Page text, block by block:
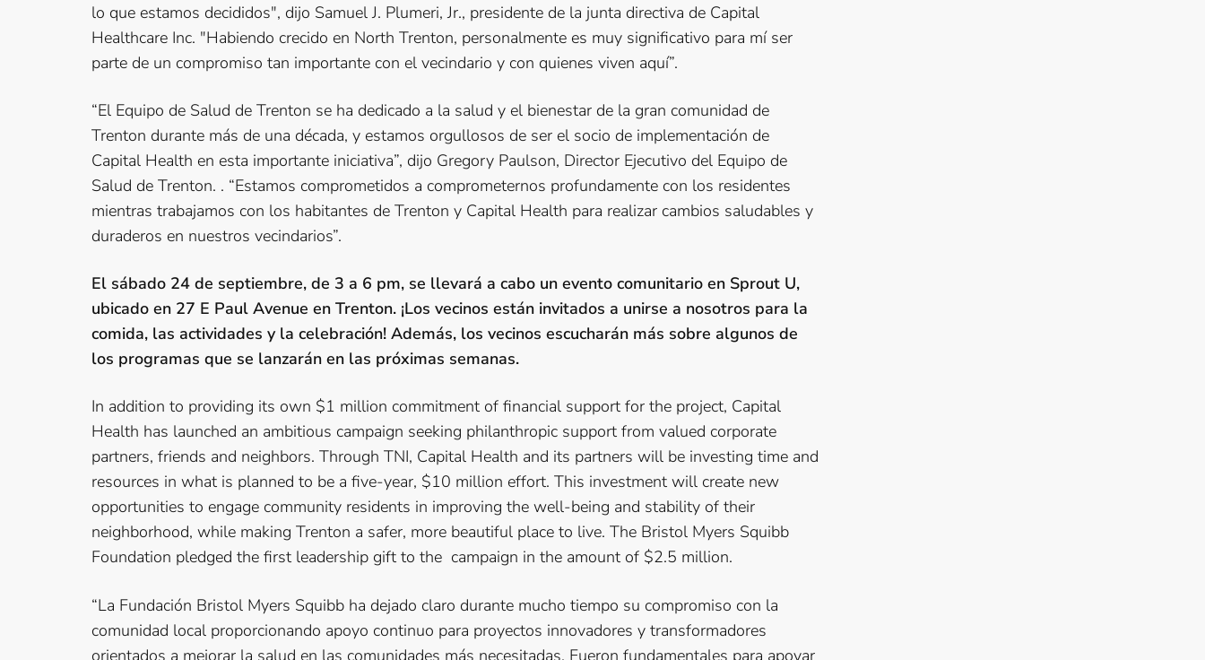
lo que estamos decididos", dijo Samuel J. Plumeri, Jr., presidente de la junta directiva de Capital
Healthcare Inc. "Habiendo crecido en North Trenton, personalmente es muy significativo para mí ser
parte de un compromiso tan importante con el vecindario y con quienes viven aquí”.
“El Equipo de Salud de Trenton se ha dedicado a la salud y el bienestar de la gran comunidad de
Trenton durante más de una década, y estamos orgullosos de ser el socio de implementación de
Capital Health en esta importante iniciativa”, dijo Gregory Paulson, Director Ejecutivo del Equipo de
Salud de Trenton. . “Estamos comprometidos a comprometernos profundamente con los residentes
mientras trabajamos con los habitantes de Trenton y Capital Health para realizar cambios saludables y
duraderos en nuestros vecindarios”.
El sábado 24 de septiembre, de 3 a 6 pm, se llevará a cabo un evento comunitario en Sprout U,
ubicado en 27 E Paul Avenue en Trenton. ¡Los vecinos están invitados a unirse a nosotros para la
comida, las actividades y la celebración! Además, los vecinos escucharán más sobre algunos de
los programas que se lanzarán en las próximas semanas.
In addition to providing its own $1 million commitment of financial support for the project, Capital
Health has launched an ambitious campaign seeking philanthropic support from valued corporate
partners, friends and neighbors. Through TNI, Capital Health and its partners will be investing time and
resources in what is planned to be a five-year, $10 million effort. This investment will create new
opportunities to engage community residents in improving the well-being and stability of their
neighborhood, while making Trenton a safer, more beautiful place to live. The Bristol Myers Squibb
Foundation pledged the first leadership gift to the campaign in the amount of $2.5 million.
“La Fundación Bristol Myers Squibb ha dejado claro durante mucho tiempo su compromiso con la
comunidad local proporcionando apoyo continuo para proyectos innovadores y transformadores
orientados a mejorar la salud en las comunidades más necesitadas. Fueron fundamentales para apoyar